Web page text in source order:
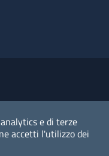
e di terze
accetti l'utilizzo dei